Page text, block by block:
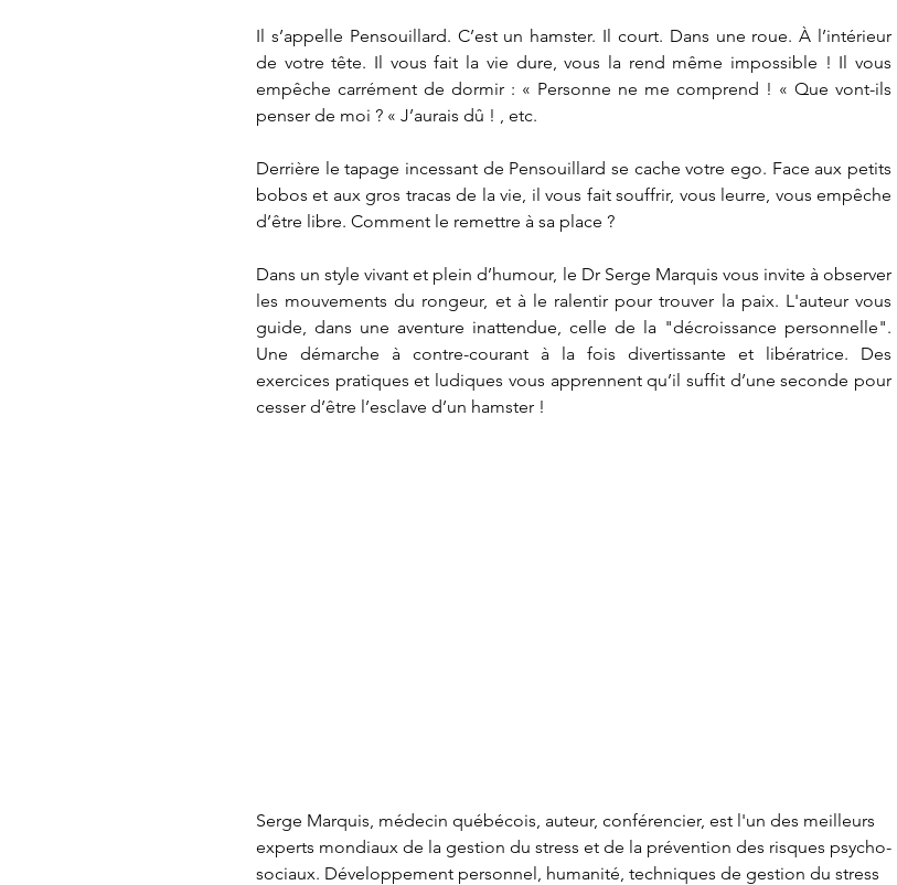
Il s’appelle Pensouillard. C’est un hamster. Il court. Dans une roue. À l’intérieur
de votre tête. Il vous fait la vie dure, vous la rend même impossible ! Il vous
empêche carrément de dormir : « Personne ne me comprend ! « Que vont-ils
penser de moi ? « J’aurais dû ! , etc.
Derrière le tapage incessant de Pensouillard se cache votre ego. Face aux petits
bobos et aux gros tracas de la vie, il vous fait souffrir, vous leurre, vous empêche
d’être libre. Comment le remettre à sa place ?
Dans un style vivant et plein d’humour, le Dr Serge Marquis vous invite à observer
les mouvements du rongeur, et à le ralentir pour trouver la paix. L'auteur vous
guide, dans une aventure inattendue, celle de la "décroissance personnelle".
Une démarche à contre-courant à la fois divertissante et libératrice. Des
exercices pratiques et ludiques vous apprennent qu’il suffit d’une seconde pour
cesser d’être l’esclave d’un hamster !
Serge Marquis, médecin québécois, auteur, conférencier, est l'un des meilleurs
experts mondiaux de la gestion du stress et de la prévention des risques psycho-
sociaux. Développement personnel, humanité, techniques de gestion du stress